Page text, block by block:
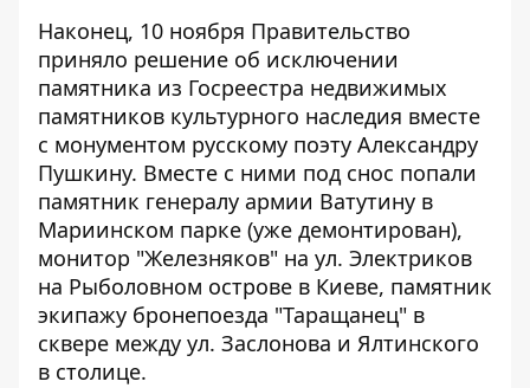
Наконец, 10 ноября Правительство
приняло решение об исключении
памятника из Госреестра недвижимых
памятников культурного наследия вместе
с монументом русскому поэту Александру
Пушкину. Вместе с ними под снос попали
памятник генералу армии Ватутину в
Мариинском парке (уже демонтирован),
монитор "Железняков" на ул. Электриков
на Рыболовном острове в Киеве, памятник
экипажу бронепоезда "Таращанец" в
сквере между ул. Заслонова и Ялтинского
в столице.